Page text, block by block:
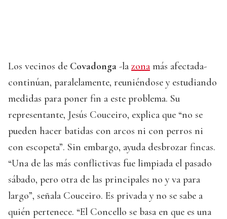
Los vecinos de Covadonga -la zona más afectada-
continúan, paralelamente, reuniéndose y estudiando
medidas para poner fin a este problema. Su
representante, Jesús Couceiro, explica que “no se
pueden hacer batidas con arcos ni con perros ni
con escopeta”. Sin embargo, ayuda desbrozar fincas.
“Una de las más conflictivas fue limpiada el pasado
sábado, pero otra de las principales no y va para
largo”, señala Couceiro. Es privada y no se sabe a
quién pertenece. “El Concello se basa en que es una